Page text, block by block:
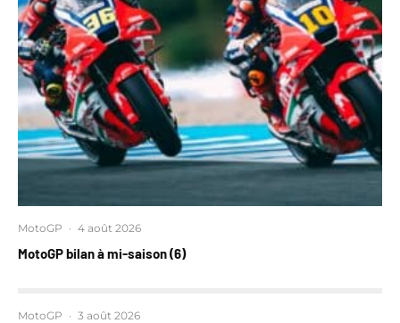
MotoGP · 4 août 2026
MotoGP bilan à mi-saison (6)
MotoGP · 3 août 2026